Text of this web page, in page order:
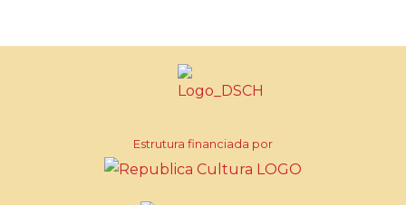
Estrutura financiada por